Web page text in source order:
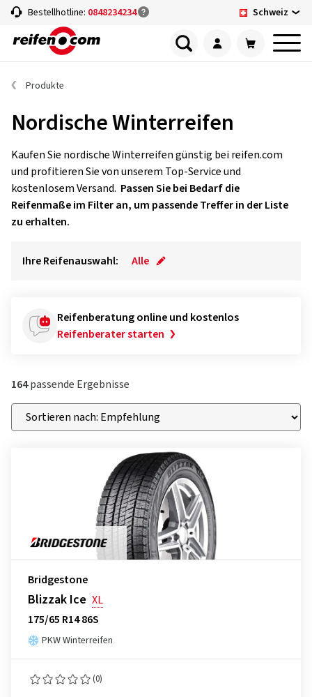
Bestellhotline: 0848234234 Schweiz
Produkte
Nordische Winterreifen
Kaufen Sie nordische Winterreifen günstig bei reifen.com
und profitieren Sie von unserem Top-Service und
kostenlosem Versand. Passen Sie bei Bedarf die
Reifenmaße im Filter an, um passende Treffer in der Liste
zu erhalten.
Ihre Reifenauswahl: Alle
Reifenberatung online und kostenlos
Reifenberater starten
164passende Ergebnisse
Bridgestone
Blizzak Ice XL
175/65 R14 86S
PKW Winterreifen
(0)